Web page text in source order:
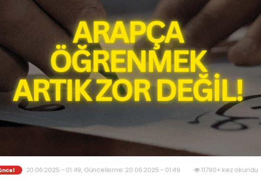
20.06.2025 - 01:49, Güncelleme: 20.06.2025 - 01:49 11790+ kez okundu.